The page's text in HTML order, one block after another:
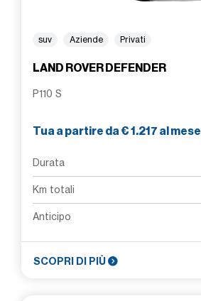
suv Aziende Privati
LAND ROVER DEFENDER
P110 S
Tua a partire da € 1.217 al mese
Durata
Km totali
Anticipo
SCOPRI DI PIÙ